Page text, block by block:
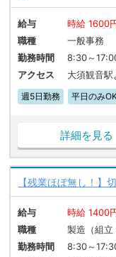
給与
時給 1600
職種
一般事務
勤務時間
8:30～
アクセス
大須観音
週5日勤務 平日のみ
詳細を見る
【残業ほぼ無し！】
給与
時給 1400
職種
製造（組立
勤務時間
8:30～